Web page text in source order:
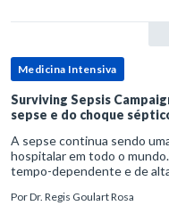
Medicina Intensiva
Surviving Sepsis
sepse e do choque
A sepse continua sendo
hospitalar em todo o
tempo-dependente e de
para o desfe
PorDr. Regis Goulart Rosa